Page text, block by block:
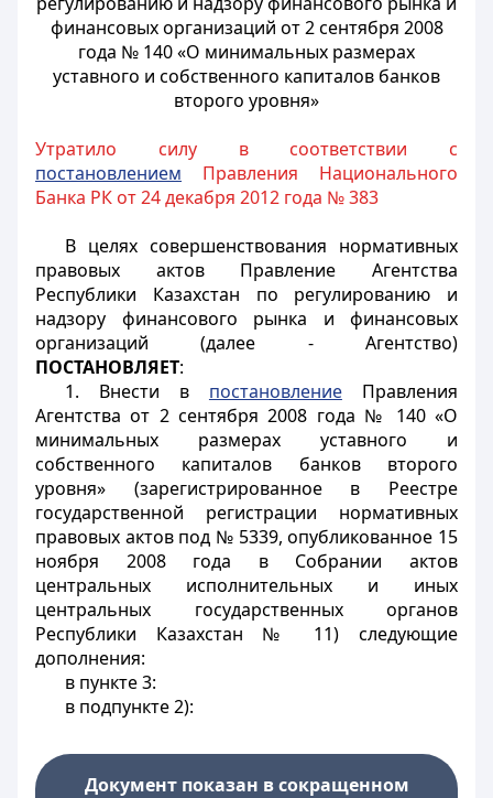
финансовых организаций от 2 сентября 2008
года № 140 «О минимальных размерах
уставного и собственного капиталов банков
второго уровня»
Утратило силу в соответствии с
постановлением Правления Национального
Банка РК от 24 декабря 2012 года № 383
В целях совершенствования нормативных
правовых актов Правление Агентства
Республики Казахстан по регулированию и
надзору финансового рынка и финансовых
организаций (далее - Агентство)
ПОСТАНОВЛЯЕТ:
1. Внести в постановлениеПравления
Агентства от 2 сентября 2008 года № 140 «О
минимальных размерах уставного и
собственного капиталов банков второго
уровня» (зарегистрированное в Реестре
государственной регистрации нормативных
правовых актов под № 5339, опубликованное 15
ноября 2008 года в Собрании актов
центральных исполнительных и иных
центральных государственных органов
Республики Казахстан № 11) следующие
дополнения:
в пункте 3:
в подпункте 2):
Документ показан в сокращенном